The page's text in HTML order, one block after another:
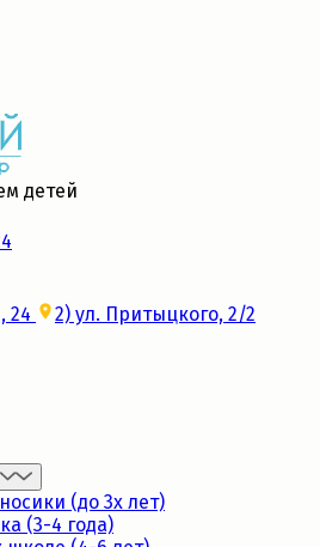
детей
24 2) ул. Притыцкого, 2/2
(до 3х лет)
(3-4 года)